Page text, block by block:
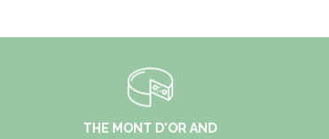
THE MONT D'OR AND